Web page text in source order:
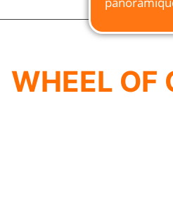
WHEEL OF